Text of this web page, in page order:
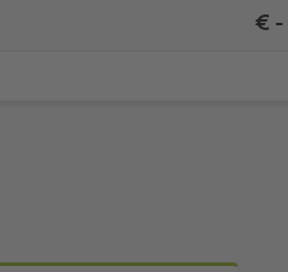
€ -